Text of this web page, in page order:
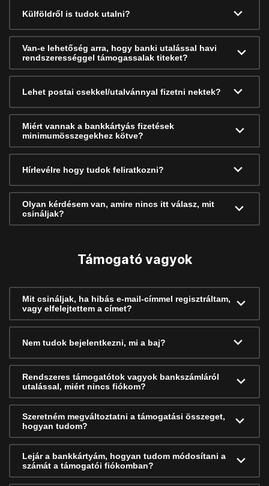
Külföldről is tudok utalni?
Van-e lehetőség arra, hogy banki utalással havi
rendszerességgel támogassalak titeket?
Lehet postai csekkel/utalvánnyal fizetni nektek?
Miért vannak a bankkártyás fizetések
minimumösszegekhez kötve?
Hírlevélre hogy tudok feliratkozni?
Olyan kérdésem van, amire nincs itt válasz, mit
csináljak?
Támogató vagyok
Mit csináljak, ha hibás e-mail-címmel regisztráltam,
vagy elfelejtettem a címet?
Nem tudok bejelentkezni, mi a baj?
Rendszeres támogatótok vagyok bankszámláról
utalással, miért nincs fiókom?
Szeretném megváltoztatni a támogatási összeget,
hogyan tudom?
Lejár a bankkártyám, hogyan tudom módosítani a
számát a támogatói fiókomban?